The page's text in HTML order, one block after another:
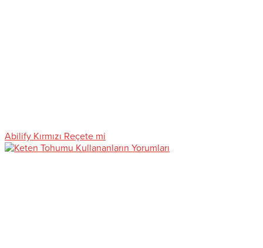
Abilify Kırmızı Reçete mi